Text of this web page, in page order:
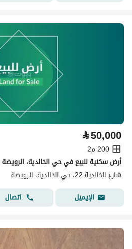
⃁50,000
200 م2
أرض سكنية للبيع في حي الخالدية، الرويضة
شارع الخالدية 22، حي الخالدية، الرويضة
الإيميل
اتصال